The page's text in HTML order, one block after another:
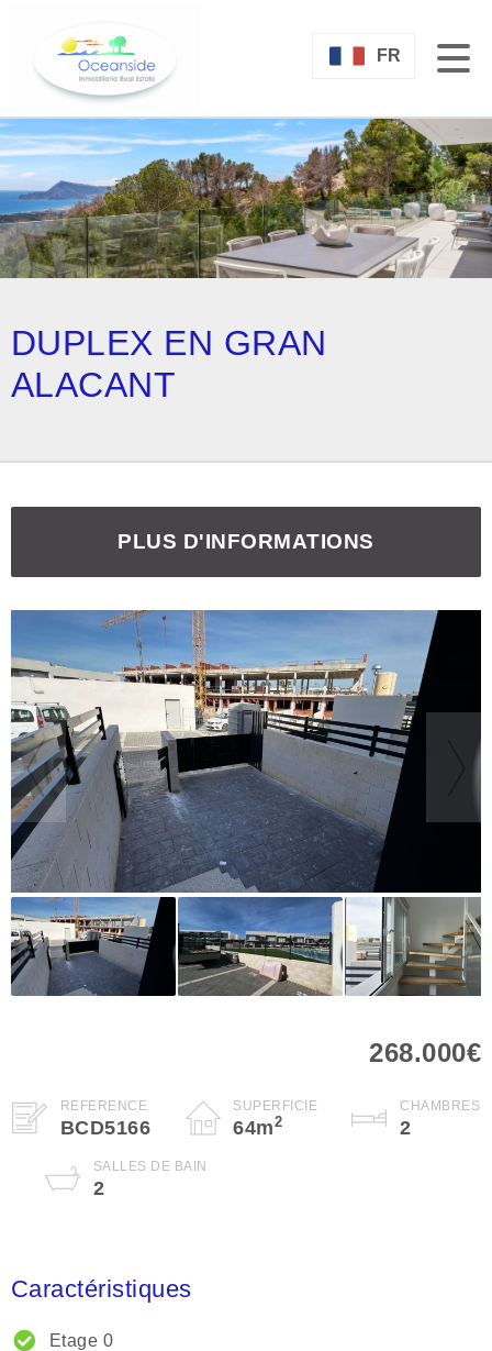
FR
DUPLEX EN GRAN
ALACANT
PLUS D'INFORMATIONS
268.000€
RÉFÉRENCE
BCD5166
SUPERFICIE
64m2
CHAMBRES
2
SALLES DE BAIN
2
Caractéristiques
Etage 0